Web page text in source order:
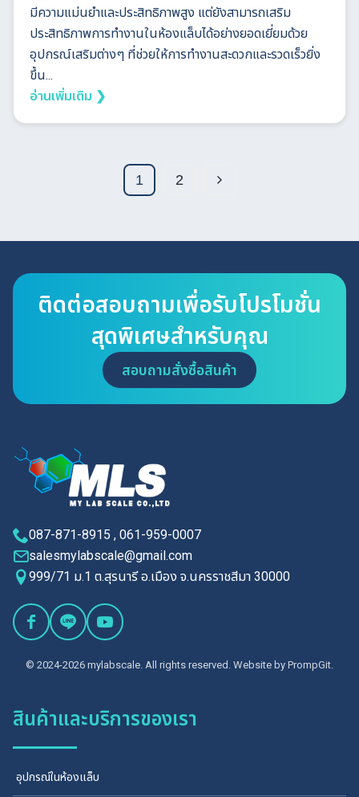
มีความแม่นยำและประสิทธิภาพสูง แต่ยังสามารถเสริม
ประสิทธิภาพการทำงานในห้องแล็บได้อย่างยอดเยี่ยมด้วย
อุปกรณ์เสริมต่างๆ ที่ช่วยให้การทำงานสะดวกและรวดเร็วยิ่ง
ขึ้น...
อ่านเพิ่มเติม ❯
1 2
ติดต่อสอบถามเพื่อรับโปรโมชั่น
สุดพิเศษสำหรับคุณ
สอบถามสั่งซื้อสินค้า
087-871-8915 , 061-959-0007
salesmylabscale@gmail.com
999/71 ม.1 ต.สุรนารี อ.เมือง จ.นครราชสีมา 30000
© 2024-2026 mylabscale. All rights reserved. Website by PrompGit.
สินค้าและบริการของเรา
อุปกรณ์ในห้องแล็บ